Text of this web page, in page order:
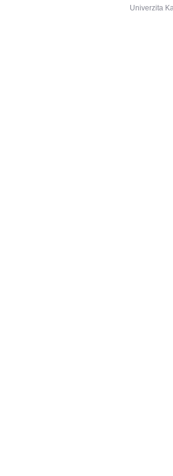
Univerzita